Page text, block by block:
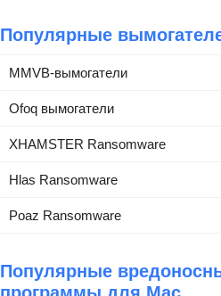
Популярные
MMVB-вымогатели
Ofoq вымогатели
XHAMSTER Ransomware
Hlas Ransomware
Poaz Ransomware
Популярные